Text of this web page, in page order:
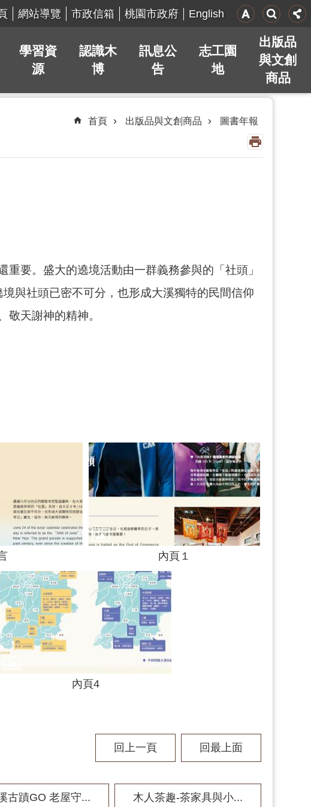
網站導覽 市政信箱 桃園市政府 English
學習資
源
認識木
博
訊息公
告
志工園
地
出版品
與文創
商品
首頁 出版品與文創商品 圖書年報
要。盛大的遶境活動由一群義務參與的「社頭」
與社頭已密不可分，也形成大溪獨特的民間信仰
天謝神的精神。
內頁１
內頁4
回上一頁 回最上面
古蹟GO 老屋守... 木人茶趣-茶家具與小...